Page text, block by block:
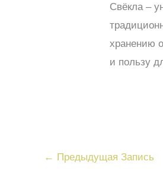
Свёкла –
хранению
и пользу
← Предыдущая Запись